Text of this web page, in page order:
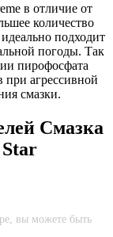
в отличие от
количество
подходит
погоды. Так
пирофосфата
агрессивной
смазки.
Смазка
вы можете быть